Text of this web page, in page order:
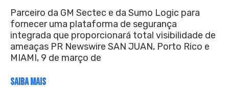
Parceiro da GM Sectec e da Sumo Logic para
fornecer uma plataforma de segurança
integrada que proporcionará total visibilidade de
ameaças PR Newswire SAN JUAN, Porto Rico e
MIAMI, 9 de março de
SAIBA MAIS